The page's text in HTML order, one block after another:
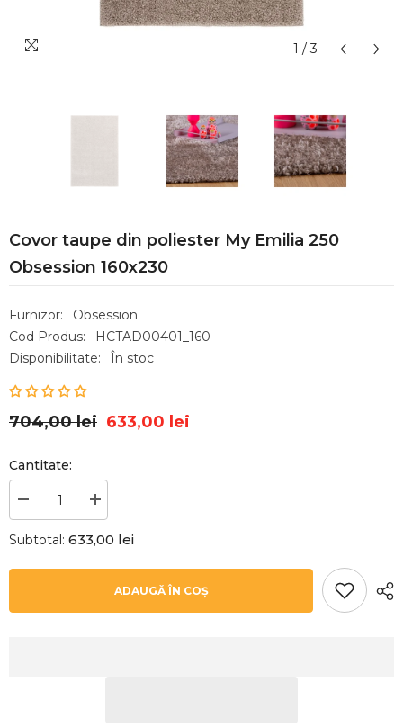
1 / 3
Covor taupe din poliester My Emilia 250
Obsession 160x230
Furnizor:
Obsession
Cod Produs:
HCTAD00401_160
Disponibilitate:
În stoc
704,00 lei 633,00 lei
Cantitate:
Reduceți
cantitatea
pentru
Covor
din
Emilia
Creșteți
cantitatea
pentru
Covor
din
poliester
Emilia
Subtotal: 633,00 lei
ADAUGĂ ÎN COȘ